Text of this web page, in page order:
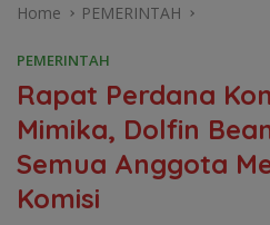
Home PEMERINTAH
PEMERINTAH
Rapat Perdana
Mimika, Dolfin
Semua Anggota
Komisi